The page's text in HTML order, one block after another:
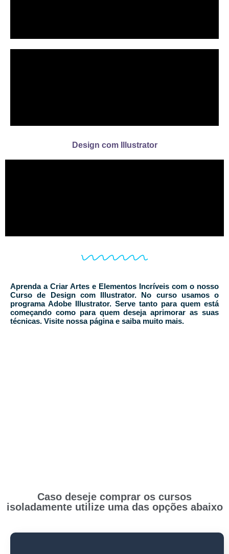
Design com Illustrator
Aprenda a Criar Artes e Elementos Incríveis com o nosso
Curso de Design com Illustrator. No curso usamos o
programa Adobe Illustrator. Serve tanto para quem está
começando como para quem deseja aprimorar as suas
técnicas. Visite nossa página e saiba muito mais.
Caso deseje comprar os cursos
isoladamente utilize uma das opções abaixo